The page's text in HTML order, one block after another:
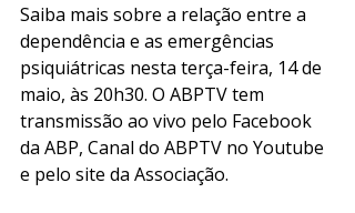
Saiba mais sobre a relação entre a
dependência e as emergências
psiquiátricas nesta terça-feira, 14 de
maio, às 20h30. O ABPTV tem
transmissão ao vivo pelo Facebook
da ABP, Canal do ABPTV no Youtube
e pelo site da Associação.